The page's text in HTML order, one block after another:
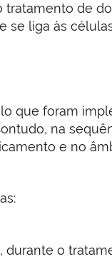
tratamento de
se liga às
que foram
na
e no
o